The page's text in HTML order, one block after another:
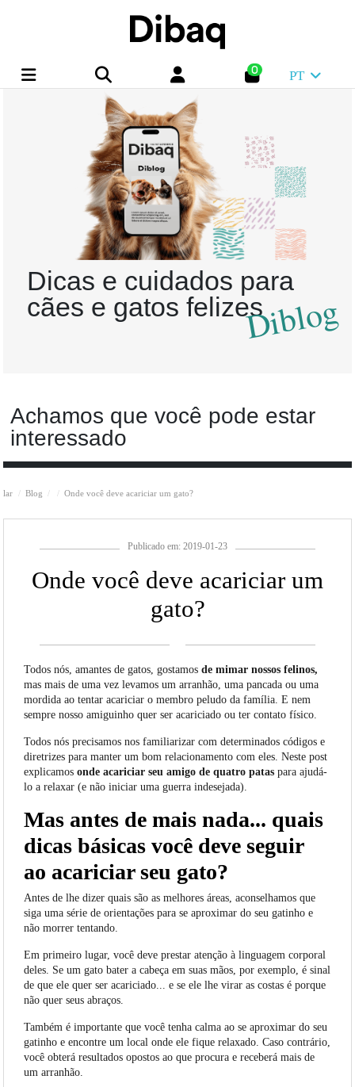
0 PT
Dicas e cuidados para
cães e gatos felizesDiblog
Achamos que você pode estar
interessado
lar Blog Onde você deve acariciar um gato?
Publicado em: 2019-01-23
Onde você deve acariciar um
gato?
Todos nós, amantes de gatos, gostamosde mimar nossos felinos,
mas mais de uma vez levamos um arranhão, uma pancada ou uma
mordida ao tentar acariciar o membro peludo da família. E nem
sempre nosso amiguinho quer ser acariciado ou ter contato físico.
Todos nós precisamos nos familiarizar com determinados códigos e
diretrizes para manter um bom relacionamento com eles. Neste post
explicamosonde acariciar seu amigo de quatro patas para ajudá-
lo a relaxar (e não iniciar uma guerra indesejada).
Mas antes de mais nada... quais
dicas básicas você deve seguir
ao acariciar seu gato?
Antes de lhe dizer quais são as melhores áreas, aconselhamos que
siga uma série de orientações para se aproximar do seugatinho e
não morrer tentando.
Em primeiro lugar, você deve prestar atenção à linguagem corporal
deles. Se um gato bater a cabeça em suas mãos, por exemplo, é sinal
de que ele quer ser acariciado... e se ele lhe virar as costas é porque
não quer seus abraços.
Também é importante que você tenha calma ao se aproximar do seu
gatinho e encontre um local onde ele fique relaxado. Caso contrário,
você obterá resultados opostos ao que procura e receberá mais de
um arranhão.